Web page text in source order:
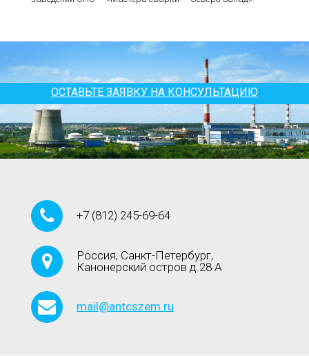
ОСТАВЬТЕ ЗАЯВКУ НА КОНСУЛЬТАЦИЮ
+7 (812) 245-69-64
Россия, Санкт-Петербург,
Канонерский остров д.28 А
mail@antcszem.ru